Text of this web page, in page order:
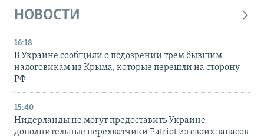
НОВОСТИ
16:18
В Украине сообщили о подозрении трем бывшим
налоговикам из Крыма, которые перешли на сторону
РФ
15:40
Нидерланды не могут предоставить Украине
дополнительные перехватчики Patriot из своих запасов